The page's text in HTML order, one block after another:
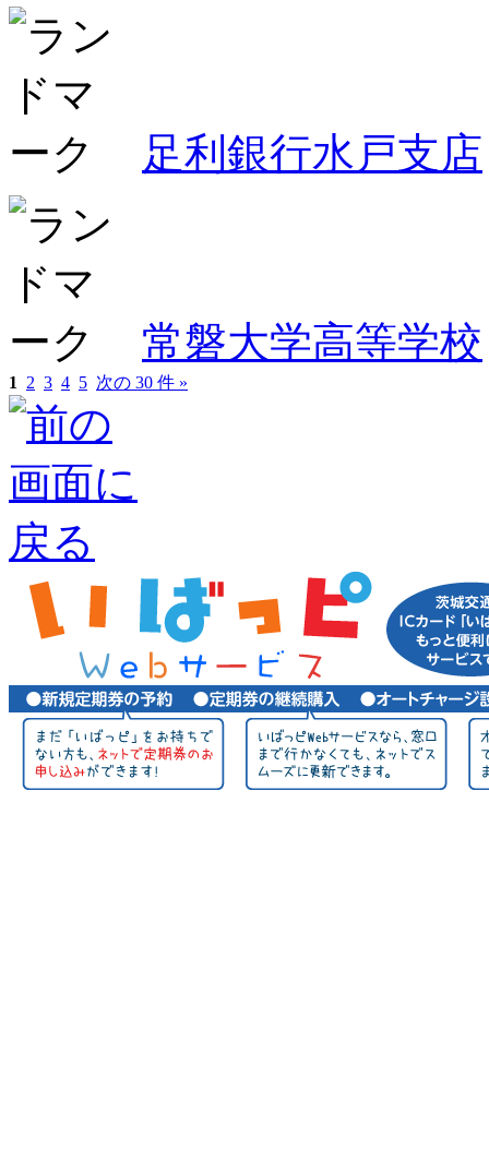
足利銀行水戸支店
常磐大学高等学校
1 2 3 4 5 次の 30 件 »